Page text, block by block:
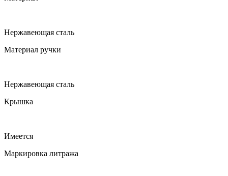
Нержавеющая сталь
Материал ручки
Нержавеющая сталь
Крышка
Имеется
Маркировка литража